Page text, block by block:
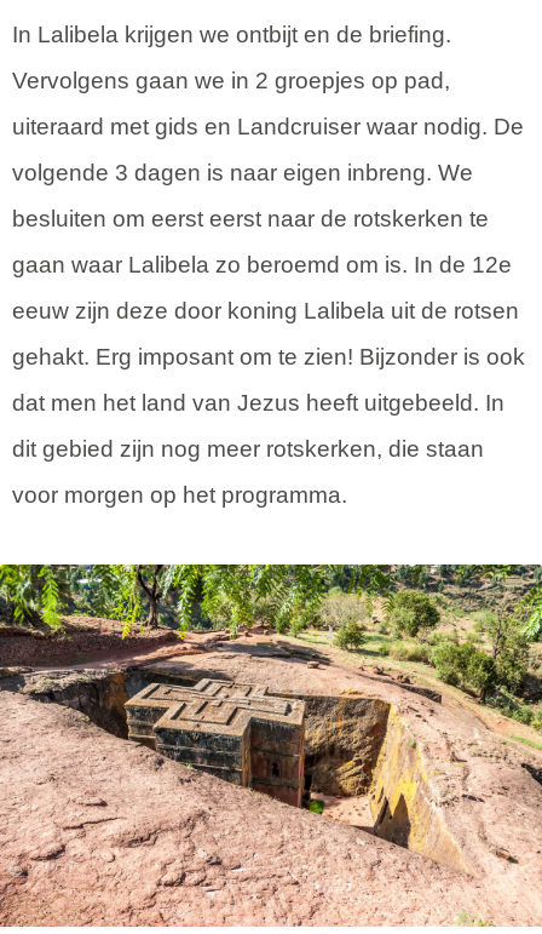
In Lalibela krijgen we ontbijt en de briefing.
Vervolgens gaan we in 2 groepjes op pad,
uiteraard met gids en Landcruiser waar nodig. De
volgende 3 dagen is naar eigen inbreng. We
besluiten om eerst eerst naar de rotskerken te
gaan waar Lalibela zo beroemd om is. In de 12e
eeuw zijn deze door koning Lalibela uit de rotsen
gehakt. Erg imposant om te zien! Bijzonder is ook
dat men het land van Jezus heeft uitgebeeld. In
dit gebied zijn nog meer rotskerken, die staan
voor morgen op het programma.